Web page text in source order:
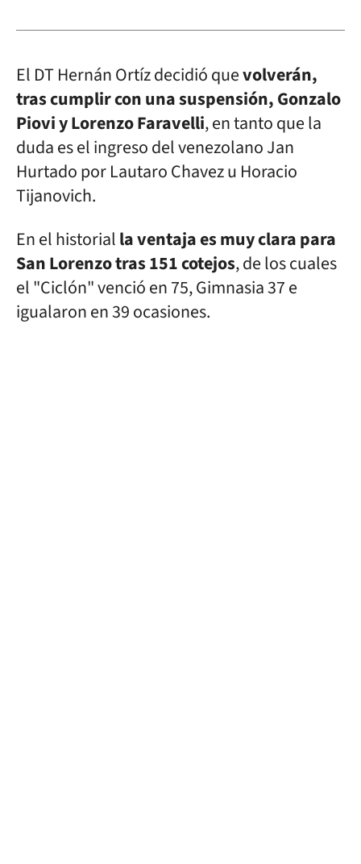
El DT Hernán Ortíz decidió quevolverán,
tras cumplir con una suspensión, Gonzalo
Piovi y Lorenzo Faravelli, en tanto que la
duda es el ingreso del venezolano Jan
Hurtado por Lautaro Chavez u Horacio
Tijanovich.
En el historialla ventaja es muy clara para
San Lorenzo tras 151 cotejos, de los cuales
el "Ciclón" venció en 75, Gimnasia 37 e
igualaron en 39 ocasiones.